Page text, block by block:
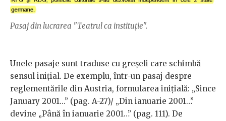
Pasaj din lucrarea "Teatrul ca instituție".
Unele pasaje sunt traduse cu greșeli care schimbă
sensul inițial. De exemplu, într-un pasaj despre
reglementările din Austria, formularea inițială: „Since
January 2001...” (pag. A-27)/ „Din ianuarie 2001…”
devine „Până în ianuarie 2001…” (pag. 111). De